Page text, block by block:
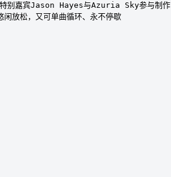
别嘉宾Jason Hayes与Azuria Sky参与制作
闲放松，又可单曲循环、永不停歇